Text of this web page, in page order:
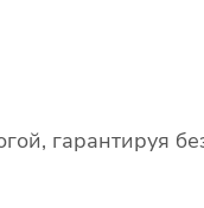
гарантируя